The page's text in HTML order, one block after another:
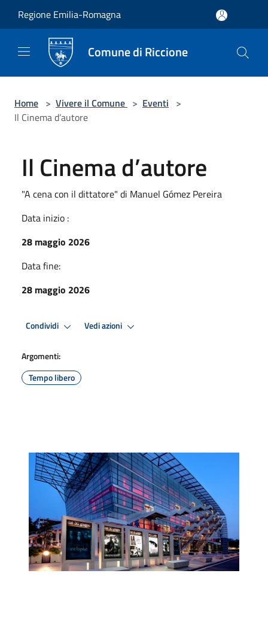
Regione Emilia-Romagna
Comune di Riccione
Home > Vivere il Comune > Eventi >
Il Cinema d’autore
Il Cinema d’autore
"A cena con il dittatore" di Manuel Gómez Pereira
Data inizio :
28 maggio 2026
Data fine:
28 maggio 2026
Condividi Vedi azioni
Argomenti:
Tempo libero